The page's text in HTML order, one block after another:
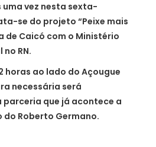
vez nesta sexta-
se do projeto “Peixe mais
de Caicó com o Ministério
RN.
horas ao lado do Açougue
necessária será
que já acontece a
Roberto Germano.